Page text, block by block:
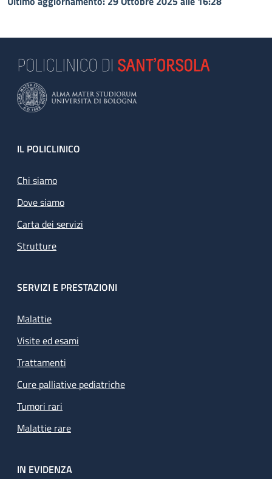
Footer
IL POLICLINICO
Chi siamo
Dove siamo
Carta dei servizi
Strutture
SERVIZI E PRESTAZIONI
Malattie
Visite ed esami
Trattamenti
Cure palliative pediatriche
Tumori rari
Malattie rare
IN EVIDENZA